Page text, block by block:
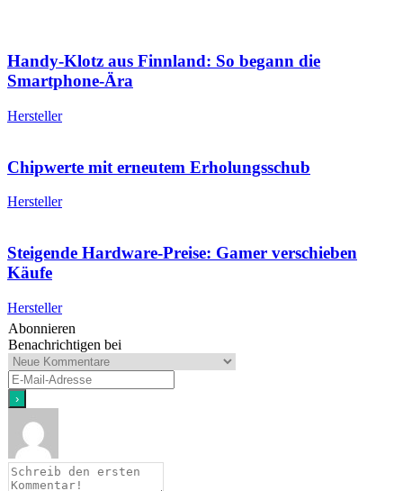
Handy-Klotz aus Finnland: So begann die
Smartphone-Ära
Hersteller
Chipwerte mit erneutem Erholungsschub
Hersteller
Steigende Hardware-Preise: Gamer verschieben
Käufe
Hersteller
Abonnieren
Benachrichtigen bei